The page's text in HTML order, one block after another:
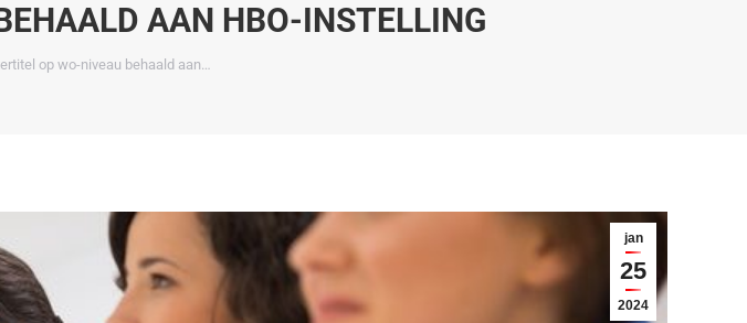
AAN HBO-INSTELLING
op wo-niveau behaald aan…
jan
25
2024